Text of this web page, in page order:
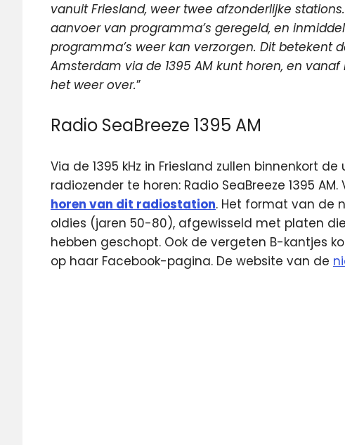
vanuit Friesland, weer twee afzonderlijke
aanvoer van programma’s geregeld, en
programma’s weer kan verzorgen. Dit betekent
Amsterdam via de 1395 AM kunt horen, en
het weer over.”
Radio SeaBreeze 1395 AM
Via de 1395 kHz in Friesland zullen binnenkort
radiozender te horen: Radio SeaBreeze 1395
horen van dit radiostation. Het format van de
oldies (jaren 50-80), afgewisseld met platen
hebben geschopt. Ook de vergeten B-kantjes
op haar Facebook-pagina. De website van de